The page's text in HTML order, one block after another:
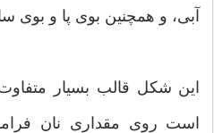
آبی، و همچنین بوی پا و بوی
این شکل قالب بسیار
است روی مقداری نان